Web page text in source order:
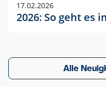
17.02.2026
2026: So geht es
Alle